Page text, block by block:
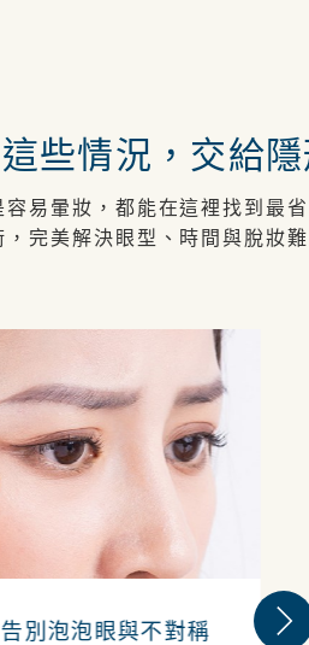
些情況，交給
易暈妝，都能在這裡找到最
完美解決眼型、時間與脫妝
別泡泡眼與不對稱